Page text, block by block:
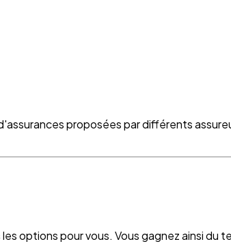
proposées par différents
options pour vous. Vous gagnez ainsi du